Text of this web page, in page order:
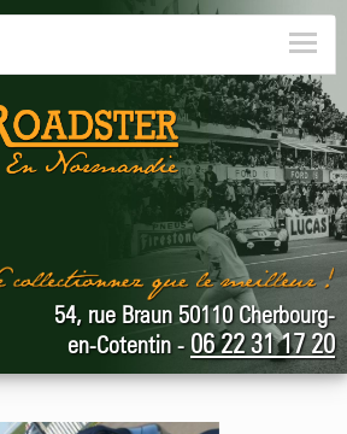
54, rue Braun 50110 Cherbourg-
en-Cotentin - 06 22 31 17 20